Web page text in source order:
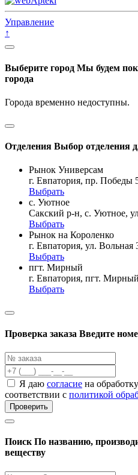
Управление
↑
Выберите город Мы будем
города
Города временно недоступны.
Отделения Выбор отделения
Рынок Универсам
г. Евпатория, пр. Победы
Выбрать
с. Уютное
Сакский р-н, с. Уютное,
Выбрать
Рынок на Короленко
г. Евпатория, ул. Вольная
Выбрать
пгт. Мирный
г. Евпатория, пгт.
Выбрать
Проверка заказа Введите
Я даю согласие на
соответствии с политикой
Проверить
Поиск По названию,
веществу